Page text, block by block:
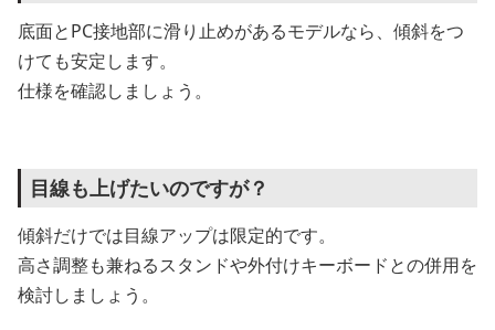
底面とPC接地部に滑り止めがあるモデルなら、傾斜をつ
けても安定します。
仕様を確認しましょう。
目線も上げたいのですが？
傾斜だけでは目線アップは限定的です。
高さ調整も兼ねるスタンドや外付けキーボードとの併用を
検討しましょう。